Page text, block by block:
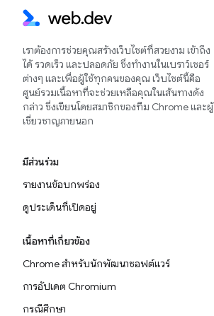
เราต้องการช่วยคุณสร้างเว็บไซต์ที่สวยงาม เข้าถึง
ได้ รวดเร็ว และปลอดภัย ซึ่งทำงานในเบราว์เซอร์
ต่างๆ และเพื่อผู้ใช้ทุกคนของคุณ เว็บไซต์นี้คือ
ศูนย์รวมเนื้อหาที่จะช่วยเหลือคุณในเส้นทางดัง
กล่าว ซึ่งเขียนโดยสมาชิกของทีม Chrome และผู้
เชี่ยวชาญภายนอก
มีส่วนร่วม
รายงานข้อบกพร่อง
ดูประเด็นที่เปิดอยู่
เนื้อหาที่เกี่ยวข้อง
Chrome สำหรับนักพัฒนาซอฟต์แวร์
การอัปเดต Chromium
กรณีศึกษา